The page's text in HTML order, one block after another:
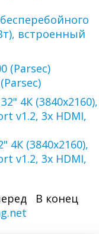
встроенный
4К (3840х2160),
v1.2, 3x HDMI,
В конец